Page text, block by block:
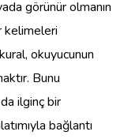
görünür olmanın
kelimeleri
okuyucunun
Bunu
ilginç bir
bağlantı